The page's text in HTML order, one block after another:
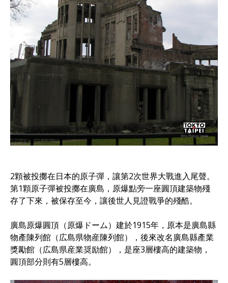
2顆被投擲在日本的原子彈，讓第2次世界大戰進入尾聲。
第1顆原子彈被投擲在廣島，原爆點旁一座圓頂建築物殘
存了下來，被保存至今，讓後世人見證戰爭的殘酷。
廣島原爆圓頂（原爆ドーム）建於1915年，原本是廣島縣
物產陳列館（広島県物産陳列館），後來改名廣島縣產業
獎勵館（広島県産業奨励館），是座3層樓高的建築物，
圓頂部分則有5層樓高。